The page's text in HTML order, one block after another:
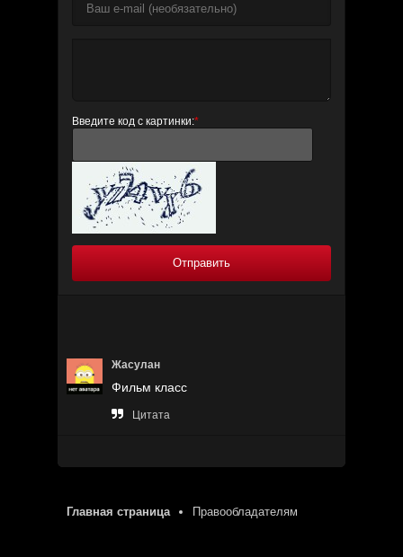
Введите код с картинки:*
Отправить
Жасулан
Фильм класс
 Цитата
Главная страница Правообладателям